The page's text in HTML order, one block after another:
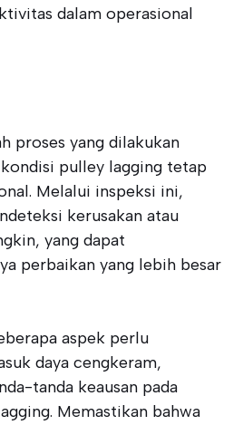
dalam operasional
proses yang dilakukan
pulley lagging tetap
Melalui inspeksi ini,
kerusakan atau
yang dapat
perbaikan yang lebih besar
aspek perlu
daya cengkeram,
tanda keausan pada
Memastikan bahwa